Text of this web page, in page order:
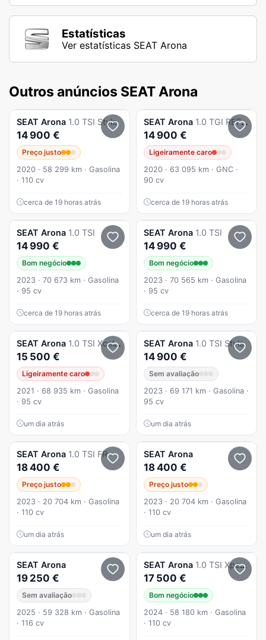
Estatísticas
Ver estatísticas SEAT Arona
Outros anúncios SEAT Arona
SEAT Arona 1.0 TSI Style
14 900 €
Preço justo
2020 · 58 299 km · Gasolina
· 110 cv
cerca de 19 horas atrás
SEAT Arona 1.0 TGI REFERENCE 6v
14 900 €
Ligeiramente caro
2020 · 63 095 km · GNC ·
90 cv
cerca de 19 horas atrás
SEAT Arona 1.0 TSI
14 990 €
Bom negócio
2023 · 70 673 km · Gasolina
· 95 cv
cerca de 19 horas atrás
SEAT Arona 1.0 TSI
14 990 €
Bom negócio
2023 · 70 565 km · Gasolina
· 95 cv
cerca de 19 horas atrás
SEAT Arona 1.0 TSI Xcellence
15 500 €
Ligeiramente caro
2021 · 68 935 km · Gasolina
· 95 cv
um dia atrás
SEAT Arona 1.0 TSI Style
14 900 €
Sem avaliação
2023 · 69 171 km · Gasolina ·
95 cv
um dia atrás
SEAT Arona 1.0 TSI FR
18 400 €
Preço justo
2023 · 20 704 km · Gasolina
· 110 cv
um dia atrás
SEAT Arona
18 400 €
Preço justo
2023 · 20 704 km · Gasolina
· 110 cv
um dia atrás
SEAT Arona
19 250 €
Sem avaliação
2025 · 59 328 km · Gasolina
· 116 cv
SEAT Arona 1.0 TSI Xperience DSG
17 500 €
Bom negócio
2024 · 58 180 km · Gasolina
· 110 cv